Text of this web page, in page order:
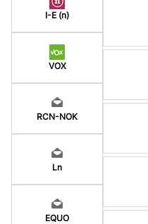
I-E (n)
VOX
RCN-NOK
Ln
EQUO